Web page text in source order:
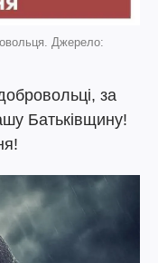
Джерело:
за
Батьківщину!